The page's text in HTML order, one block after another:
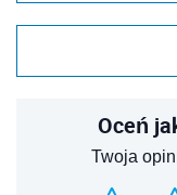
Oceń
Twoja